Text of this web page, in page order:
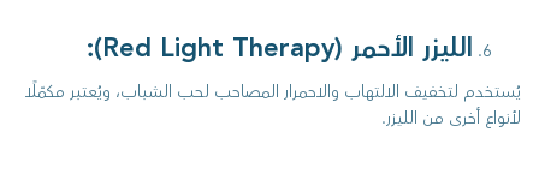
الليزر الأحمر (Red Light Therapy):
يُستخدم لتخفيف الالتهاب والاحمرار المصاحب لحب الشباب، ويُعتبر مكمّلًا
لأنواع أخرى من الليزر.